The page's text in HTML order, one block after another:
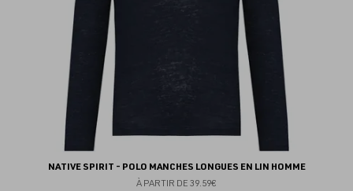
NATIVE SPIRIT - POLO MANCHES LONGUES EN LIN HOMME
À PARTIR DE 39.59€